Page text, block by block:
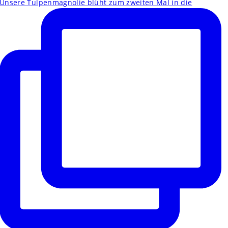
Unsere Tulpenmagnolie blüht zum zweiten Mal in die